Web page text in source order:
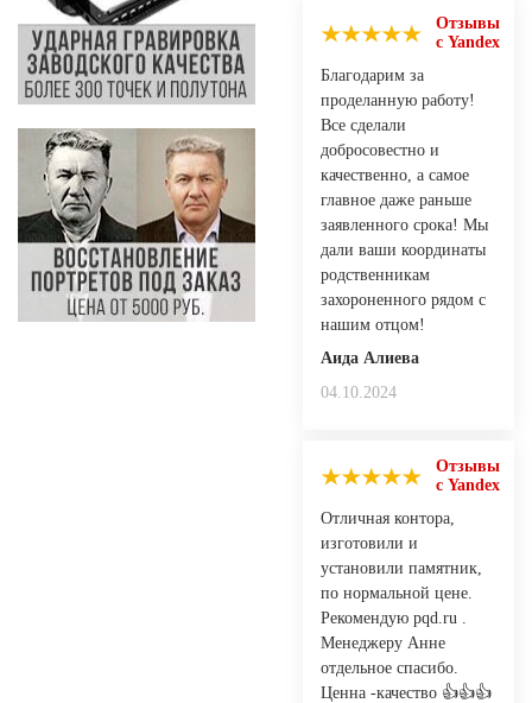
Отзывы
с Yandex
Благодарим за
проделанную работу!
Все сделали
добросовестно и
качественно, а самое
главное даже раньше
заявленного срока! Мы
дали ваши координаты
родственникам
захороненного рядом с
нашим отцом!
Аида Алиева
04.10.2024
Отзывы
с Yandex
Отличная контора,
изготовили и
установили памятник,
по нормальной цене.
Рекомендую pqd.ru .
Менеджеру Анне
отдельное спасибо.
Ценна -качество 👍👍👍